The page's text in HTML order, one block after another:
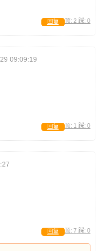
顶: 2 踩: 0
回复
09:09:19
顶: 1 踩: 0
回复
顶: 7 踩: 0
回复